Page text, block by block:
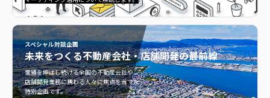
スペシャル対談企画
未来をつくる不動産会社・店舗開発の最前線
業績を伸ばし続ける全国の不動産会社や
店舗開発業務に携わる人々に焦点を当てた
特別企画です。
不動産会社・店舗開発の最前線">